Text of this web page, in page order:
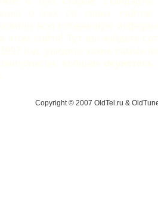
Copyright © 2007 OldTel.ru &